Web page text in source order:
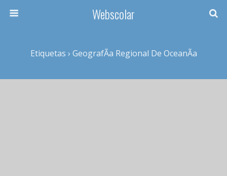
Webscolar
Etiquetas › GeografÃ­a Regional De OceanÃ­a